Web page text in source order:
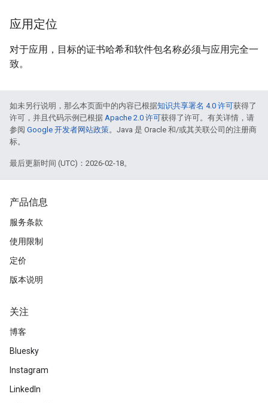
应用定位
对于应用，目标的证书哈希和软件包名称必须与应用完全一
致。
如未另行说明，那么本页面中的内容已根据知识共享署名 4.0 许可获得了
许可，并且代码示例已根据 Apache 2.0 许可获得了许可。有关详情，请
参阅 Google 开发者网站政策。Java 是 Oracle 和/或其关联公司的注册商
标。
最后更新时间 (UTC)：2026-02-18。
产品信息
服务条款
使用限制
定价
版本说明
关注
博客
Bluesky
Instagram
LinkedIn